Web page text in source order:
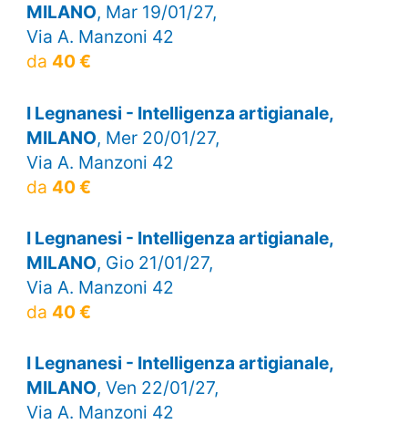
MILANO, Mar 19/01/27,
Via A. Manzoni 42
da 40 €
I Legnanesi - Intelligenza artigianale,
MILANO, Mer 20/01/27,
Via A. Manzoni 42
da 40 €
I Legnanesi - Intelligenza artigianale,
MILANO, Gio 21/01/27,
Via A. Manzoni 42
da 40 €
I Legnanesi - Intelligenza artigianale,
MILANO, Ven 22/01/27,
Via A. Manzoni 42